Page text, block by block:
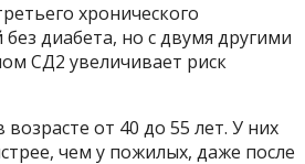
хронического
диабета, но с двумя другими
СД2 увеличивает риск
от 40 до 55 лет. У них
чем у пожилых, даже после